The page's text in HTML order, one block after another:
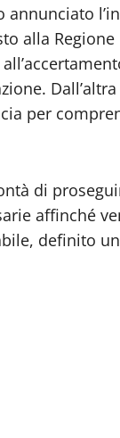
alla Regione
per
di
affinché
definito